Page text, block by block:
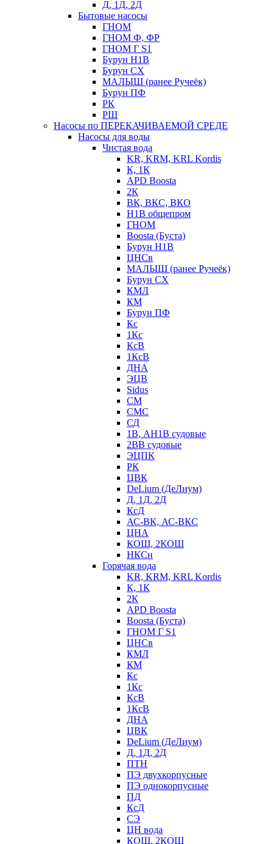
Д, 1Д, 2Д
Бытовые насосы
ГНОМ
ГНОМ Ф, ФР
ГНОМ Г S1
Бурун Н1В
Бурун СХ
МАЛЫШ (ранее Ручеёк)
Бурун ПФ
РК
РШ
Насосы по ПЕРЕКАЧИВАЕМОЙ СРЕДЕ
Насосы для воды
Чистая вода
KR, KRM, KRL Kordis
К, 1К
APD Boosta
2К
ВК, ВКС, ВКО
Н1В общепром
ГНОМ
Boosta (Буста)
Бурун Н1В
ЦНСв
МАЛЫШ (ранее Ручеёк)
Бурун СХ
КМЛ
КМ
Бурун ПФ
Кс
1Кс
КсВ
1КсВ
ДНА
ЭЦВ
Sidus
СМ
СМС
СД
1В, АН1В судовые
2ВВ судовые
ЭЦПК
РК
ЦВК
DeLium (ДеЛиум)
Д, 1Д, 2Д
КсД
АС-ВК, АС-ВКС
ЦНА
КОШ, 2КОШ
НКСн
Горячая вода
KR, KRM, KRL Kordis
К, 1К
2К
APD Boosta
Boosta (Буста)
ГНОМ Г S1
ЦНСв
КМЛ
КМ
Кс
1Кс
КсВ
1КсВ
ДНА
ЦВК
DeLium (ДеЛиум)
Д, 1Д, 2Д
ПТН
ПЭ двухкорпусные
ПЭ однокорпусные
ПД
КсД
СЭ
ЦН вода
КОШ, 2КОШ